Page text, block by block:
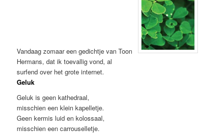
Vandaag zomaar een gedichtje van Toon
Hermans, dat ik toevallig vond, al
surfend over het grote internet.
Geluk
Geluk is geen kathedraal,
misschien een klein kapelletje.
Geen kermis luid en kolossaal,
misschien een carrouselletje.